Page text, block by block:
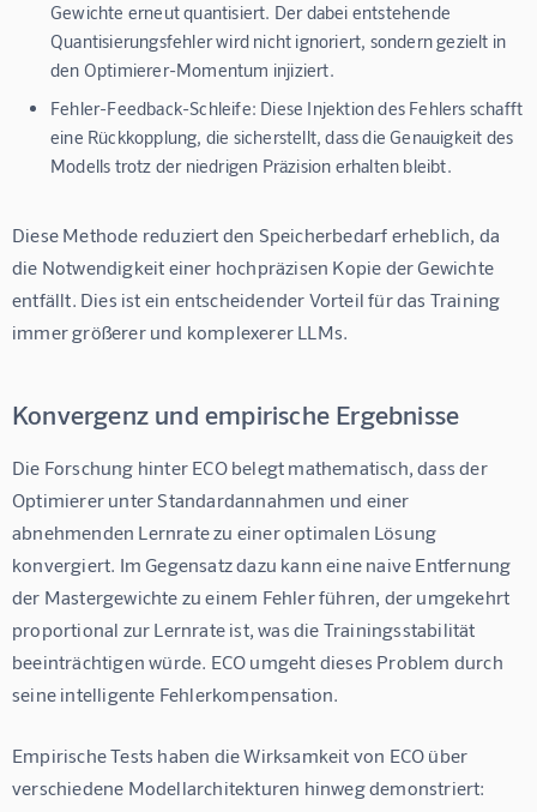
Gewichte erneut quantisiert. Der dabei entstehende
Quantisierungsfehler wird nicht ignoriert, sondern gezielt in
den Optimierer-Momentum injiziert.
Fehler-Feedback-Schleife: Diese Injektion des Fehlers schafft
eine Rückkopplung, die sicherstellt, dass die Genauigkeit des
Modells trotz der niedrigen Präzision erhalten bleibt.
Diese Methode reduziert den Speicherbedarf erheblich, da
die Notwendigkeit einer hochpräzisen Kopie der Gewichte
entfällt. Dies ist ein entscheidender Vorteil für das Training
immer größerer und komplexerer LLMs.
Konvergenz und empirische Ergebnisse
Die Forschung hinter ECO belegt mathematisch, dass der
Optimierer unter Standardannahmen und einer
abnehmenden Lernrate zu einer optimalen Lösung
konvergiert. Im Gegensatz dazu kann eine naive Entfernung
der Mastergewichte zu einem Fehler führen, der umgekehrt
proportional zur Lernrate ist, was die Trainingsstabilität
beeinträchtigen würde. ECO umgeht dieses Problem durch
seine intelligente Fehlerkompensation.
Empirische Tests haben die Wirksamkeit von ECO über
verschiedene Modellarchitekturen hinweg demonstriert: